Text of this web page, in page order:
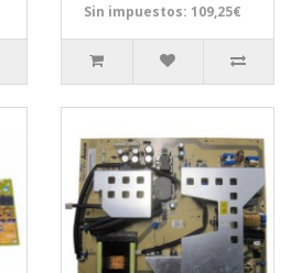
Sin impuestos: 109,25€